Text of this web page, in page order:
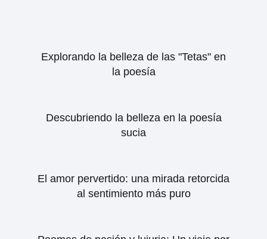
Explorando la belleza de las "Tetas" en
la poesía
Descubriendo la belleza en la poesía
sucia
El amor pervertido: una mirada retorcida
al sentimiento más puro